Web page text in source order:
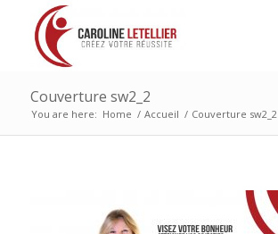
Couverture sw2_2
You are here: Home / Accueil / Couverture sw2_2